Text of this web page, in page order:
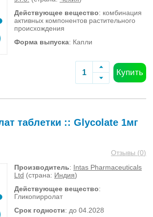
Действующее вещество: комбинация
активных компонентов растительного
происхождения
Форма выпуска: Капли
Купить
таблетки :: Glycolate 1мг
Отзывы (0)
Производитель: Intas Pharmaceuticals
Ltd (страна: Индия)
Действующее вещество:
Гликопирролат
Срок годности: до 04.2028